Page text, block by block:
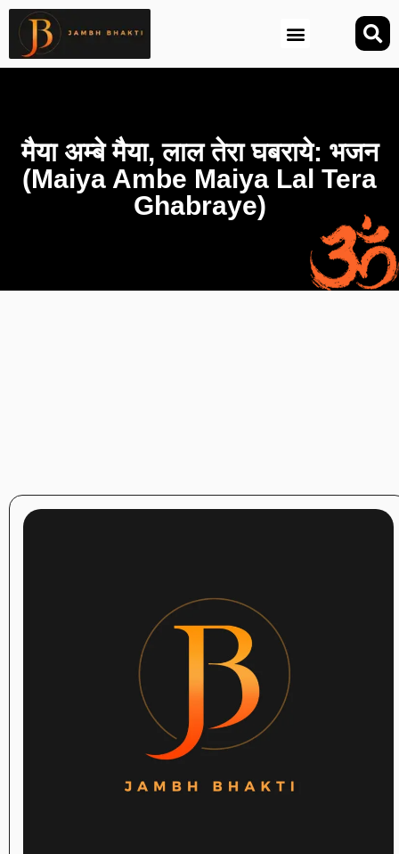
मैया अम्बे मैया, लाल तेरा घबराये: भजन
(Maiya Ambe Maiya Lal Tera
Ghabraye)